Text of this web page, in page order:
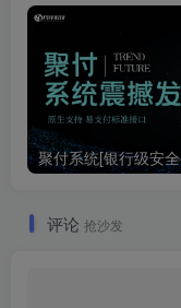
评论 抢沙发